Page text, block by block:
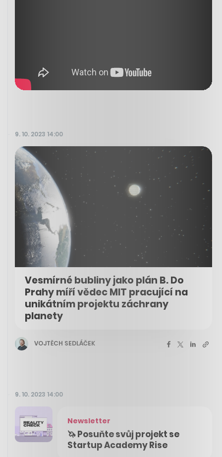
9. 10. 2023 14:00
Vesmírné bubliny jako plán B. Do
Prahy míří vědec MIT pracující na
unikátním projektu záchrany
planety
VOJTĚCH SEDLÁČEK
9. 10. 2023 14:00
Newsletter
🦄 Posuňte svůj projekt se
Startup Academy Rise